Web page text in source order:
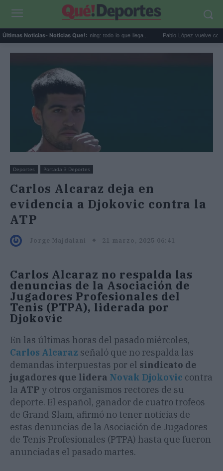
Últimas Noticias- Noticias Que!:
de agosto en streaming: todo lo que llega... Pablo López vuelve con 'El
Deportes Portada 3 Deportes
Carlos Alcaraz deja en
evidencia a Djokovic contra la
ATP
Jorge Majdalani 21 marzo, 2025 06:41
Carlos Alcaraz no respalda las
denuncias de la Asociación de
Jugadores Profesionales del
Tenis (PTPA), liderada por
Djokovic
En las últimas horas del pasado miércoles,
Carlos Alcaraz señaló que no respalda las
demandas interpuestas por el sindicato de
jugadores que lidera Novak Djokovic contra
la ATP y otros organismos rectores de su
deporte. El español, ganador de cuatro trofeos
de Grand Slam, afirmó no tener noticias de
estas denuncias de la Asociación de Jugadores
de Tenis Profesionales (PTPA) hasta que fueron
anunciadas el pasado martes.